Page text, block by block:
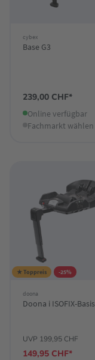
cybex
Base G3
239,00 CHF*
Online verfügbar
Fachmarkt wählen
★ Toppreis -25%
doona
Doona i ISOFIX-Basis
UVP 199,95 CHF
149,95 CHF*